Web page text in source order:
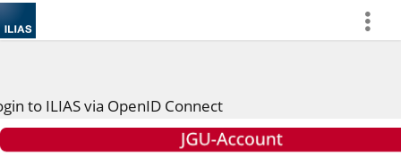
more
to ILIAS via OpenID Connect